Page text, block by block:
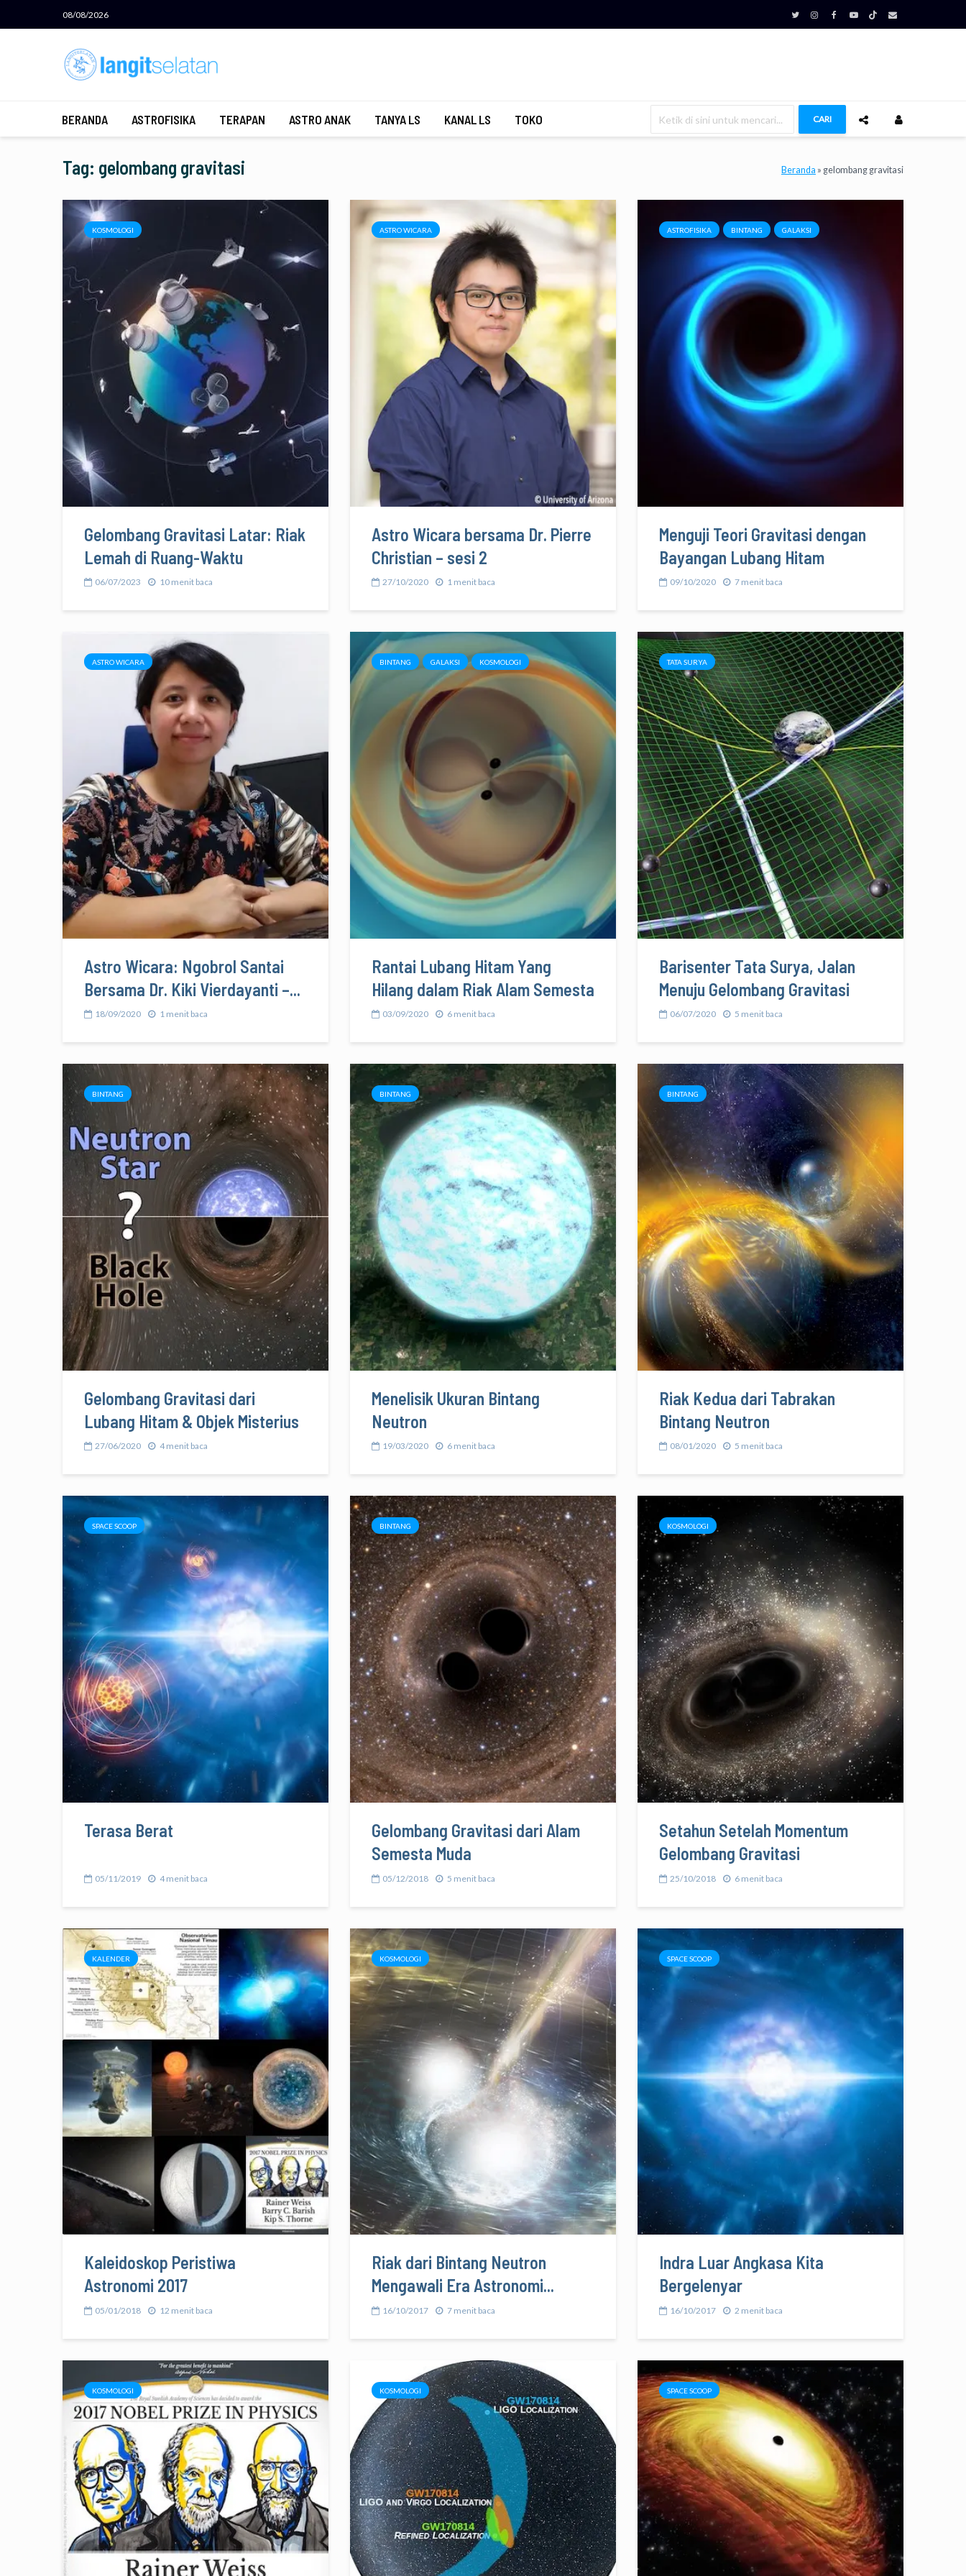
08/08/2026
BERANDA ASTROFISIKA TERAPAN ASTRO ANAK TANYA LS KANAL LS TOKO CARI
Tag: gelombang gravitasi Beranda » gelombang gravitasi
KOSMOLOGI
Gelombang Gravitasi Latar: Riak
Lemah di Ruang-Waktu
06/07/2023 10 menit baca
ASTRO WICARA
Astro Wicara bersama Dr. Pierre
Christian – sesi 2
27/10/2020 1 menit baca
ASTROFISIKA BINTANG GALAKSI
Menguji Teori Gravitasi dengan
Bayangan Lubang Hitam
09/10/2020 7 menit baca
ASTRO WICARA
Astro Wicara: Ngobrol Santai
Bersama Dr. Kiki Vierdayanti –...
18/09/2020 1 menit baca
BINTANG GALAKSI KOSMOLOGI
Rantai Lubang Hitam Yang
Hilang dalam Riak Alam Semesta
03/09/2020 6 menit baca
TATA SURYA
Barisenter Tata Surya, Jalan
Menuju Gelombang Gravitasi
06/07/2020 5 menit baca
BINTANG
Gelombang Gravitasi dari
Lubang Hitam & Objek Misterius
27/06/2020 4 menit baca
BINTANG
Menelisik Ukuran Bintang
Neutron
19/03/2020 6 menit baca
BINTANG
Riak Kedua dari Tabrakan
Bintang Neutron
08/01/2020 5 menit baca
SPACE SCOOP
Terasa Berat
05/11/2019 4 menit baca
BINTANG
Gelombang Gravitasi dari Alam
Semesta Muda
05/12/2018 5 menit baca
KOSMOLOGI
Setahun Setelah Momentum
Gelombang Gravitasi
25/10/2018 6 menit baca
KALENDER
Kaleidoskop Peristiwa
Astronomi 2017
05/01/2018 12 menit baca
KOSMOLOGI
Riak dari Bintang Neutron
Mengawali Era Astronomi...
16/10/2017 7 menit baca
SPACE SCOOP
Indra Luar Angkasa Kita
Bergelenyar
16/10/2017 2 menit baca
KOSMOLOGI KOSMOLOGI SPACE SCOOP